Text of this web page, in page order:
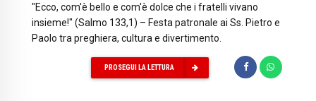
"Ecco, com'è bello e com'è dolce che i fratelli vivano
insieme!" (Salmo 133,1) – Festa patronale ai Ss. Pietro e
Paolo tra preghiera, cultura e divertimento.
PROSEGUI LA LETTURA